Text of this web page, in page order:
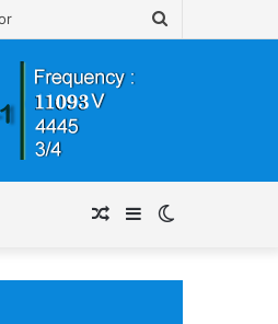
skin
Sidebar
Random
Article